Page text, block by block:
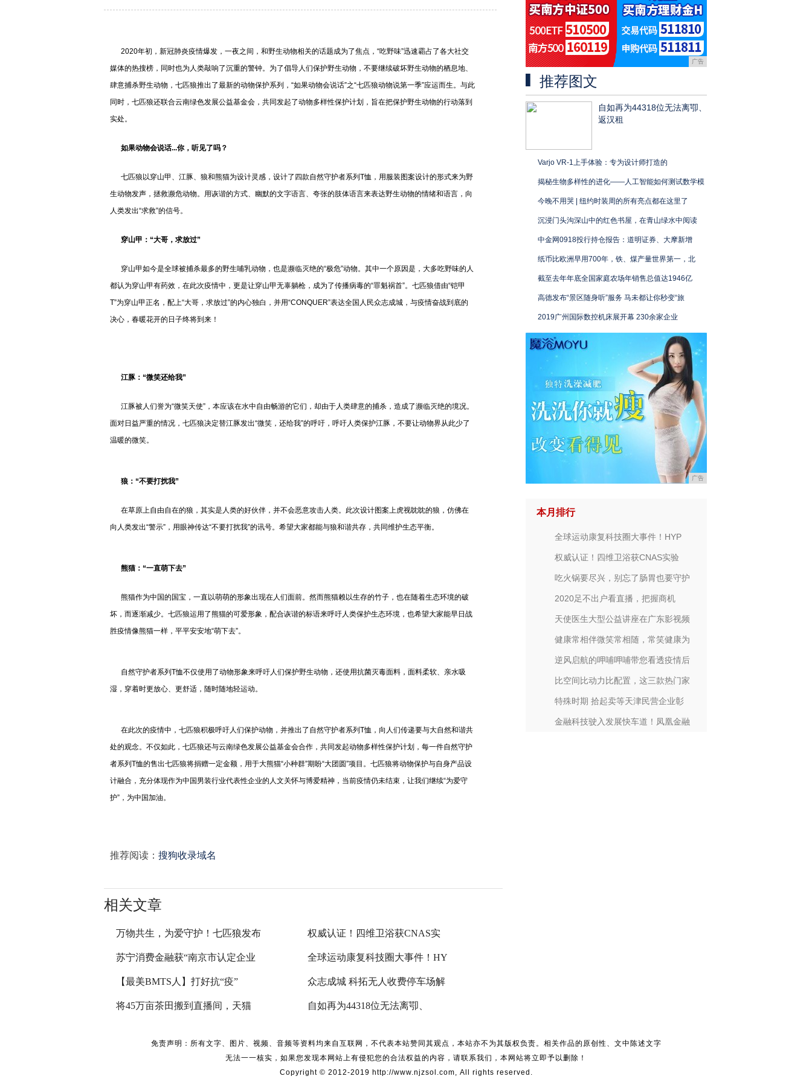
2020年初，新冠肺炎疫情爆发，一夜之间，和野生动物相关的话题成为了焦点，“吃野味”迅速霸占了各大社交
媒体的热搜榜，同时也为人类敲响了沉重的警钟。为了倡导人们保护野生动物，不要继续破坏野生动物的栖息地、
肆意捕杀野生动物，七匹狼推出了最新的动物保护系列，“如果动物会说话”之“七匹狼动物说第一季”应运而生。与此
同时，七匹狼还联合云南绿色发展公益基金会，共同发起了动物多样性保护计划，旨在把保护野生动物的行动落到
实处。
如果动物会说话...你，听见了吗？
七匹狼以穿山甲、江豚、狼和熊猫为设计灵感，设计了四款自然守护者系列T恤，用服装图案设计的形式来为野
生动物发声，拯救濒危动物。用诙谐的方式、幽默的文字语言、夸张的肢体语言来表达野生动物的情绪和语言，向
人类发出“求救”的信号。
穿山甲：“大哥，求放过”
穿山甲如今是全球被捕杀最多的野生哺乳动物，也是濒临灭绝的“极危”动物。其中一个原因是，大多吃野味的人
都认为穿山甲有药效，在此次疫情中，更是让穿山甲无辜躺枪，成为了传播病毒的“罪魁祸首”。七匹狼借由“铠甲
T”为穿山甲正名，配上“大哥，求放过”的内心独白，并用“CONQUER”表达全国人民众志成城，与疫情奋战到底的
决心，春暖花开的日子终将到来！
江豚：“微笑还给我”
江豚被人们誉为“微笑天使”，本应该在水中自由畅游的它们，却由于人类肆意的捕杀，造成了濒临灭绝的境况。
面对日益严重的情况，七匹狼决定替江豚发出“微笑，还给我”的呼吁，呼吁人类保护江豚，不要让动物界从此少了
温暖的微笑。
狼：“不要打扰我”
在草原上自由自在的狼，其实是人类的好伙伴，并不会恶意攻击人类。此次设计图案上虎视眈眈的狼，仿佛在
向人类发出“警示”，用眼神传达“不要打扰我”的讯号。希望大家都能与狼和谐共存，共同维护生态平衡。
熊猫：“一直萌下去”
熊猫作为中国的国宝，一直以萌萌的形象出现在人们面前。然而熊猫赖以生存的竹子，也在随着生态环境的破
坏，而逐渐减少。七匹狼运用了熊猫的可爱形象，配合诙谐的标语来呼吁人类保护生态环境，也希望大家能早日战
胜疫情像熊猫一样，平平安安地“萌下去”。
自然守护者系列T恤不仅使用了动物形象来呼吁人们保护野生动物，还使用抗菌灭毒面料，面料柔软、亲水吸
湿，穿着时更放心、更舒适，随时随地轻运动。
在此次的疫情中，七匹狼积极呼吁人们保护动物，并推出了自然守护者系列T恤，向人们传递要与大自然和谐共
处的观念。不仅如此，七匹狼还与云南绿色发展公益基金会合作，共同发起动物多样性保护计划，每一件自然守护
者系列T恤的售出七匹狼将捐赠一定金额，用于大熊猫“小种群”期盼“大团圆”项目。七匹狼将动物保护与自身产品设
计融合，充分体现作为中国男装行业代表性企业的人文关怀与博爱精神，当前疫情仍未结束，让我们继续“为爱守
护”，为中国加油。
推荐阅读： 搜狗收录域名
相关文章
万物共生，为爱守护！七匹狼发布 权威认证！四维卫浴获CNAS实
苏宁消费金融获“南京市认定企业 全球运动康复科技圈大事件！HY
【最美BMTS人】打好抗“疫” 众志成城 科拓无人收费停车场解
将45万亩茶田搬到直播间，天猫 自如再为44318位无法离卾、
广告
推荐图文
自如再为44318位无法离卾、
返汉租
Varjo VR-1上手体验：专为设计师打造的
揭秘生物多样性的进化——人工智能如何测试数学模
今晚不用哭 | 纽约时装周的所有亮点都在这里了
沉浸门头沟深山中的红色书屋，在青山绿水中阅读
中金网0918投行持仓报告：道明证券、大摩新增
纸币比欧洲早用700年，铁、煤产量世界第一，北
截至去年年底全国家庭农场年销售总值达1946亿
高德发布“景区随身听”服务 马未都让你秒变“旅
2019广州国际数控机床展开幕 230余家企业
广告
本月排行
全球运动康复科技圈大事件！HYP
权威认证！四维卫浴获CNAS实验
吃火锅要尽兴，别忘了肠胃也要守护
2020足不出户看直播，把握商机
天使医生大型公益讲座在广东影视频
健康常相伴微笑常相随，常笑健康为
逆风启航的呷哺呷哺带您看透疫情后
比空间比动力比配置，这三款热门家
特殊时期 拾起卖等天津民营企业彰
金融科技驶入发展快车道！凤凰金融
免责声明：所有文字、图片、视频、音频等资料均来自互联网，不代表本站赞同其观点，本站亦不为其版权负责。相关作品的原创性、文中陈述文字
无法一一核实，如果您发现本网站上有侵犯您的合法权益的内容，请联系我们，本网站将立即予以删除！
Copyright © 2012-2019 http://www.njzsol.com, All rights reserved.